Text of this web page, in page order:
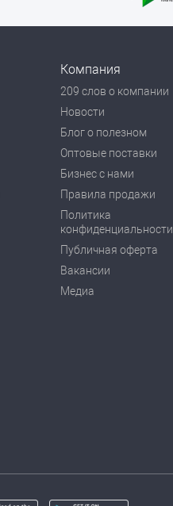
Компания
209 слов о компании
Новости
Блог о полезном
Оптовые поставки
Бизнес с нами
Правила продажи
Политика
конфиденциальности
Публичная оферта
Вакансии
Медиа